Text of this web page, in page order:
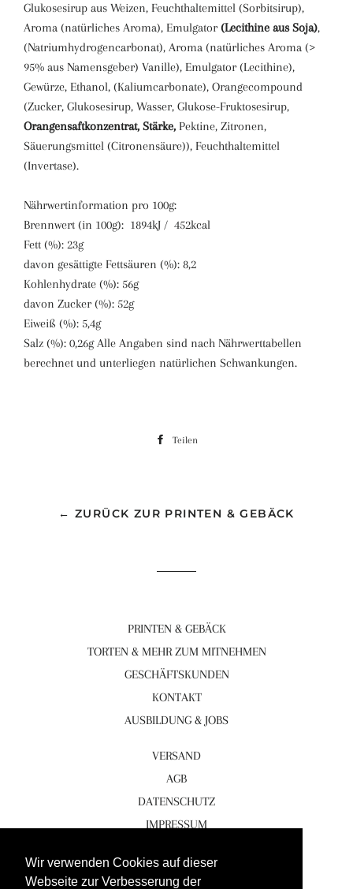
Wir verwenden Cookies auf dieser
Webseite zur Verbesserung der
Glukosesirup aus Weizen, Feuchthaltemittel (Sorbitsirup),
Aroma (natürliches Aroma), Emulgator (Lecithine aus Soja),
(Natriumhydrogencarbonat), Aroma (natürliches Aroma (>
95% aus Namensgeber) Vanille), Emulgator (Lecithine),
Gewürze, Ethanol, (Kaliumcarbonate), Orangecompound
(Zucker, Glukosesirup, Wasser, Glukose-Fruktosesirup,
Orangensaftkonzentrat, Stärke, Pektine, Zitronen,
Säuerungsmittel (Citronensäure)), Feuchthaltemittel
(Invertase).
Nährwertinformation pro 100g:
Brennwert (in 100g): 1894kJ / 452kcal
Fett (%): 23g
davon gesättigte Fettsäuren (%): 8,2
Kohlenhydrate (%): 56g
davon Zucker (%): 52g
Eiweiß (%): 5,4g
Salz (%): 0,26gAlle Angaben sind nach Nährwerttabellen
berechnet und unterliegen natürlichen Schwankungen.
Teilen
← ZURÜCK ZUR PRINTEN & GEBÄCK
PRINTEN & GEBÄCK
TORTEN & MEHR ZUM MITNEHMEN
GESCHÄFTSKUNDEN
KONTAKT
AUSBILDUNG & JOBS
VERSAND
AGB
DATENSCHUTZ
IMPRESSUM
Facebook
Instagram